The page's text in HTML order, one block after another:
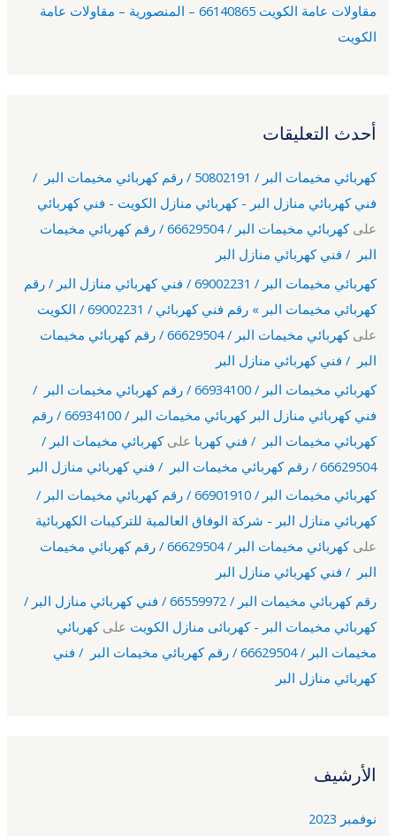
مقاولات عامة الكويت 66140865 – المنصورية – مقاولات عامة
الكويت
أحدث التعليقات
كهربائي مخيمات البر / 50802191 / رقم كهربائي مخيمات البر /
فني كهربائي منازل البر - كهربائي منازل الكويت - فني كهربائي
على
كهربائي مخيمات البر / 66629504 / رقم كهربائي مخيمات
البر / فني كهربائي منازل البر
كهربائي مخيمات البر / 69002231 / فني كهربائي منازل البر / رقم
كهربائي مخيمات البر » رقم فني كهربائي / 69002231 / الكويت
على
كهربائي مخيمات البر / 66629504 / رقم كهربائي مخيمات
البر / فني كهربائي منازل البر
كهربائي مخيمات البر / 66934100 / رقم كهربائي مخيمات البر /
فني كهربائي منازل البر كهربائي مخيمات البر / 66934100 / رقم
كهربائي مخيمات البر / فني كهربا علىكهربائي مخيمات البر /
66629504 / رقم كهربائي مخيمات البر / فني كهربائي منازل البر
كهربائي مخيمات البر / 66901910 / رقم كهربائي مخيمات البر /
كهربائي منازل البر - شركة الوفاق العالمية للتركيبات الكهربائية
على
كهربائي مخيمات البر / 66629504 / رقم كهربائي مخيمات
البر / فني كهربائي منازل البر
رقم كهربائي مخيمات البر / 66559972 / فني كهربائي منازل البر /
كهربائي مخيمات البر - كهربائى منازل الكويت علىكهربائي
مخيمات البر / 66629504 / رقم كهربائي مخيمات البر / فني
كهربائي منازل البر
الأرشيف
نوفمبر 2023